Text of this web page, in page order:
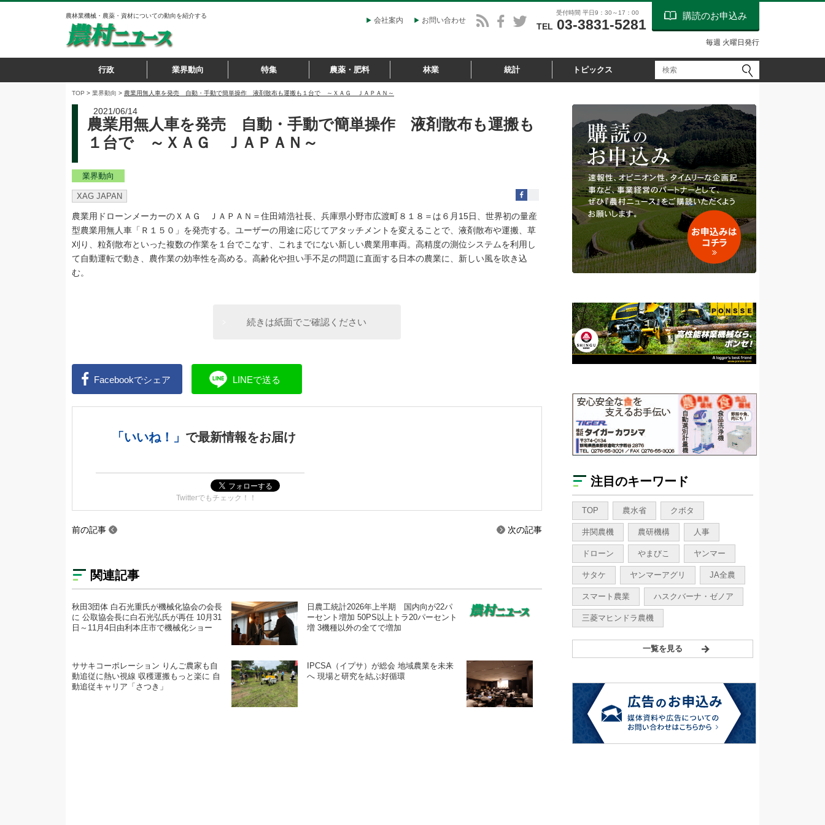
農林業機械・農薬・資材についての動向を紹介する
会社案内 お問い合わせ
受付時間 平日9：30～17：00
TEL 03-3831-5281
購読のお申込み
毎週 火曜日発行
行政 業界動向 特集 農薬・肥料 林業 統計 トピックス
TOP > 業界動向 > 農業用無人車を発売 自動・手動で簡単操作 液剤散布も運搬も１台で ～ＸＡＧ ＪＡＰＡＮ～
2021/06/14
農業用無人車を発売 自動・手動で簡単操作 液剤散布も運搬も
１台で ～ＸＡＧ ＪＡＰＡＮ～
業界動向
XAG JAPAN
農業用ドローンメーカーのＸＡＧ ＪＡＰＡＮ＝住田靖浩社長、兵庫県小野市広渡町８１８＝は６月15日、世界初の量産
型農業用無人車「Ｒ１５０」を発売する。ユーザーの用途に応じてアタッチメントを変えることで、液剤散布や運搬、草
刈り、粒剤散布といった複数の作業を１台でこなす、これまでにない新しい農業用車両。高精度の測位システムを利用し
て自動運転で動き、農作業の効率性を高める。高齢化や担い手不足の問題に直面する日本の農業に、新しい風を吹き込
む。
続きは紙面でご確認ください
Facebookでシェア LINEで送る
「いいね！」 で最新情報をお届け
Twitterでもチェック！！
前の記事 次の記事
関連記事
秋田3団体 白石光重氏が機械化協会の会長
に 公取協会長に白石光弘氏が再任 10月31
日～11月4日由利本庄市で機械化ショー
日農工統計2026年上半期 国内向が22パ
ーセント増加 50PS以上トラ20パーセント
増 3機種以外の全てで増加
ササキコーポレーション りんご農家も自
動追従に熱い視線 収穫運搬もっと楽に 自
動追従キャリア「さつき」
IPCSA（イプサ）が総会 地域農業を未来
へ 現場と研究を結ぶ好循環
注目のキーワード
TOP 農水省 クボタ
井関農機 農研機構 人事
ドローン やまびこ ヤンマー
サタケ ヤンマーアグリ JA全農
スマート農業 ハスクバーナ・ゼノア
三菱マヒンドラ農機
一覧を見る